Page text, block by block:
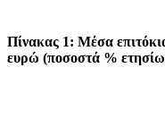
Πίνακας 1: Μέσα
ευρώ (ποσοστά %